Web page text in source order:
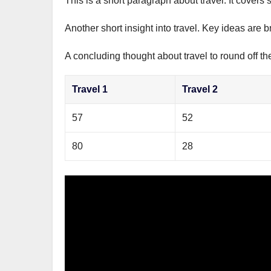
Another short insight into travel. Key ideas are
A concluding thought about travel to round off
Travel 1 Travel 2
57 52
80 28